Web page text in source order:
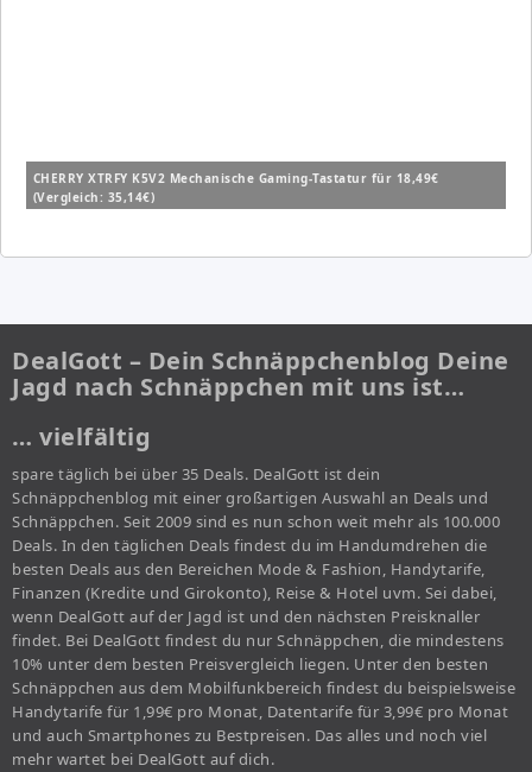
CHERRY XTRFY K5V2 Mechanische Gaming-Tastatur für 18,49€
(Vergleich: 35,14€)
DealGott – Dein Schnäppchenblog Deine
Jagd nach Schnäppchen mit uns ist…
… vielfältig
spare täglich bei über 35 Deals. DealGott ist dein
Schnäppchenblog mit einer großartigen Auswahl an Deals und
Schnäppchen. Seit 2009 sind es nun schon weit mehr als 100.000
Deals. In den täglichen Deals findest du im Handumdrehen die
besten Deals aus den Bereichen Mode & Fashion, Handytarife,
Finanzen (Kredite und Girokonto), Reise & Hotel uvm. Sei dabei,
wenn DealGott auf der Jagd ist und den nächsten Preisknaller
findet. Bei DealGott findest du nur Schnäppchen, die mindestens
10% unter dem besten Preisvergleich liegen. Unter den besten
Schnäppchen aus dem Mobilfunkbereich findest du beispielsweise
Handytarife für 1,99€ pro Monat, Datentarife für 3,99€ pro Monat
und auch Smartphones zu Bestpreisen. Das alles und noch viel
mehr wartet bei DealGott auf dich.